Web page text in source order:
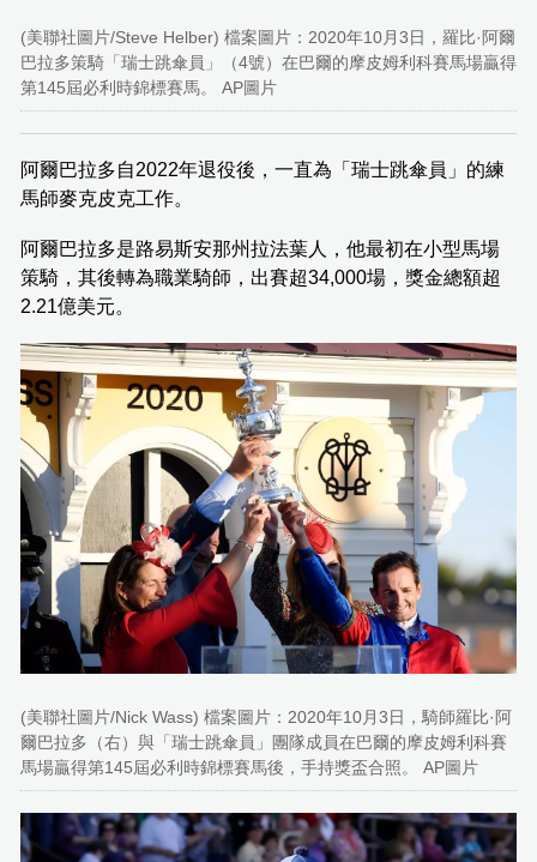
(美聯社圖片/Steve Helber) 檔案圖片：2020年10月3日，羅比·阿爾
巴拉多策騎「瑞士跳傘員」（4號）在巴爾的摩皮姆利科賽馬場贏得
第145屆必利時錦標賽馬。 AP圖片
阿爾巴拉多自2022年退役後，一直為「瑞士跳傘員」的練
馬師麥克皮克工作。
阿爾巴拉多是路易斯安那州拉法葉人，他最初在小型馬場
策騎，其後轉為職業騎師，出賽超34,000場，獎金總額超
2.21億美元。
(美聯社圖片/Nick Wass) 檔案圖片：2020年10月3日，騎師羅比·阿
爾巴拉多（右）與「瑞士跳傘員」團隊成員在巴爾的摩皮姆利科賽
馬場贏得第145屆必利時錦標賽馬後，手持獎盃合照。 AP圖片